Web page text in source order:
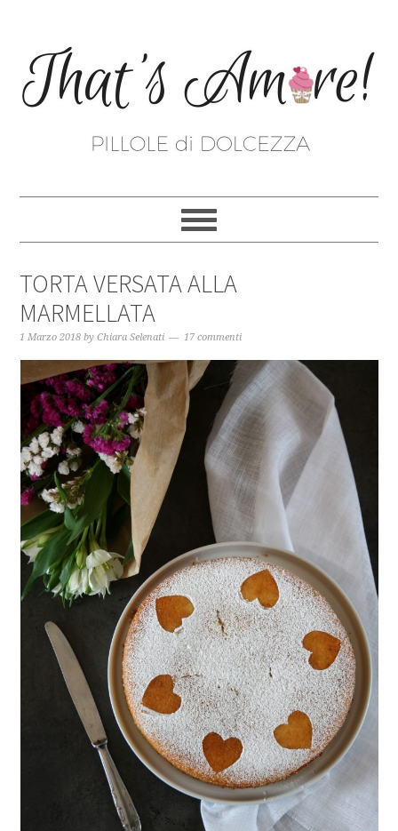
TORTA VERSATA ALLA
MARMELLATA
1 Marzo 2018 byChiara Selenati 17 commenti